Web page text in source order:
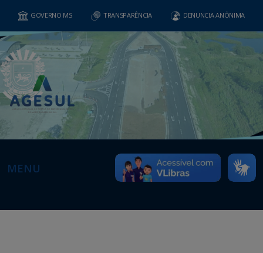
GOVERNO MS TRANSPARÊNCIA DENUNCIA ANÔNIMA
MENU